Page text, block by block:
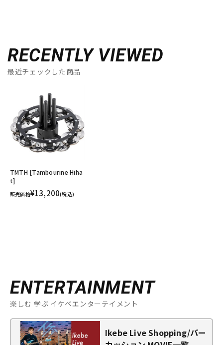
RECENTLY VIEWED
最近チェックした商品
TMTH [Tambourine Hiha
t]
販売価格¥13,200(税込)
ENTERTAINMENT
楽しむ 学ぶ イケベエンターテイメント
Ikebe Live Shopping/パー